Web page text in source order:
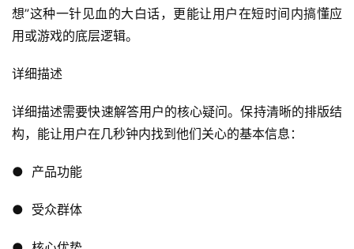
界
机
戏
机
戏
想”这种一针见血的大白话，更能让用户在短时间内搞懂应
用或游戏的底层逻辑。
详细描述
详细描述需要快速解答用户的核心疑问。保持清晰的排版结
构，能让用户在几秒钟内找到他们关心的基本信息：
●  产品功能
●  受众群体